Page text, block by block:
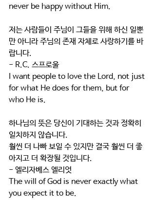
never be happy without Him.
저는 사람들이 주님이 그들을 위해 하신 일뿐
만 아니라 주님의 존재 자체로 사랑하기를 바
랍니다.
- R.C. 스프로울
I want people to love the Lord, not just
for what He does for them, but for
who He is.
하나님의 뜻은 당신이 기대하는 것과 정확히
일치하지 않습니다.
훨씬 더 나빠 보일 수 있지만 결국 훨씬 더 좋
아지고 더 확장될 것입니다.
- 엘리자베스 엘리엇
The will of God is never exactly what
you expect it to be.